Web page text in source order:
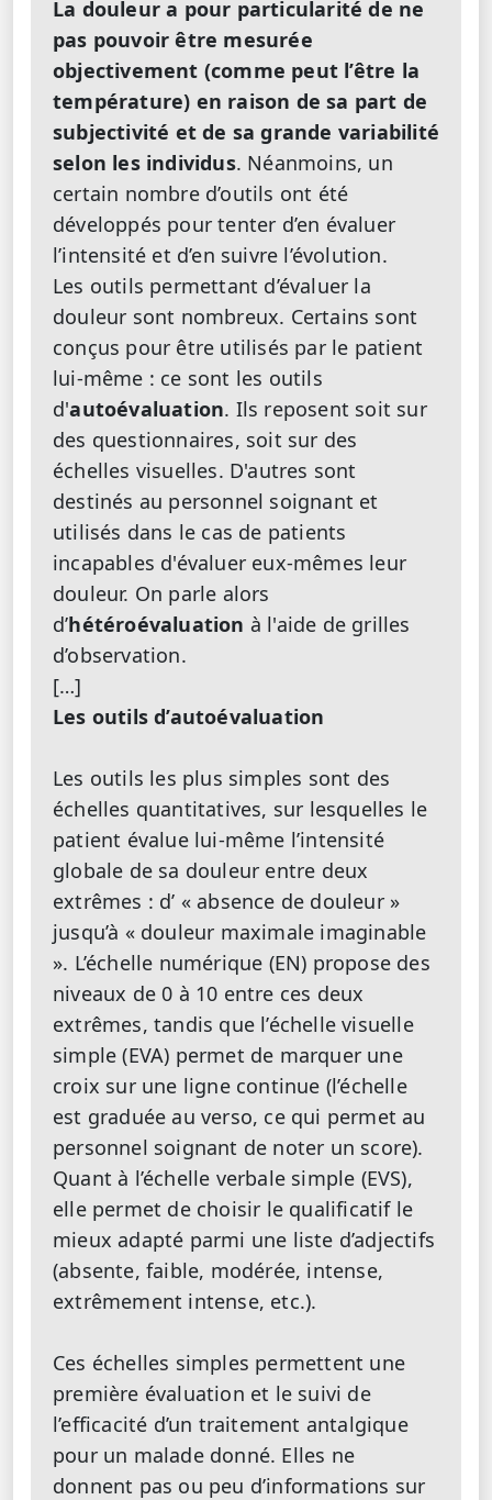
La douleur a pour particularité de ne
pas pouvoir être mesurée
objectivement (comme peut l’être la
température) en raison de sa part de
subjectivité et de sa grande variabilité
selon les individus. Néanmoins, un
certain nombre d’outils ont été
développés pour tenter d’en évaluer
l’intensité et d’en suivre l’évolution.
Les outils permettant d’évaluer la
douleur sont nombreux. Certains sont
conçus pour être utilisés par le patient
lui-même : ce sont les outils
d'autoévaluation. Ils reposent soit sur
des questionnaires, soit sur des
échelles visuelles. D'autres sont
destinés au personnel soignant et
utilisés dans le cas de patients
incapables d'évaluer eux-mêmes leur
douleur. On parle alors
d’hétéroévaluation à l'aide de grilles
d’observation.
[…]
Les outils d’autoévaluation
Les outils les plus simples sont des
échelles quantitatives, sur lesquelles le
patient évalue lui-même l’intensité
globale de sa douleur entre deux
extrêmes : d’ « absence de douleur »
jusqu’à « douleur maximale imaginable
». L’échelle numérique (EN) propose des
niveaux de 0 à 10 entre ces deux
extrêmes, tandis que l’échelle visuelle
simple (EVA) permet de marquer une
croix sur une ligne continue (l’échelle
est graduée au verso, ce qui permet au
personnel soignant de noter un score).
Quant à l’échelle verbale simple (EVS),
elle permet de choisir le qualificatif le
mieux adapté parmi une liste d’adjectifs
(absente, faible, modérée, intense,
extrêmement intense, etc.).
Ces échelles simples permettent une
première évaluation et le suivi de
l’efficacité d’un traitement antalgique
pour un malade donné. Elles ne
donnent pas ou peu d’informations sur